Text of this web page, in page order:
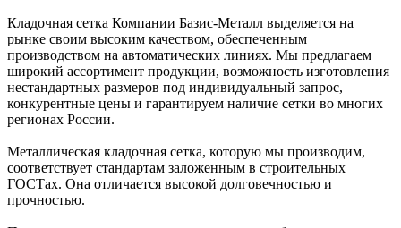
Кладочная сетка Компании Базис-Металл выделяется на
рынке своим высоким качеством, обеспеченным
производством на автоматических линиях. Мы предлагаем
широкий ассортимент продукции, возможность изготовления
нестандартных размеров под индивидуальный запрос,
конкурентные цены и гарантируем наличие сетки во многих
регионах России.
Металлическая кладочная сетка, которую мы производим,
соответствует стандартам заложенным в строительных
ГОСТах. Она отличается высокой долговечностью и
прочностью.